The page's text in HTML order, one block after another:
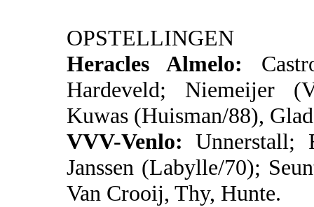
OPSTELLINGEN
Heracles Almelo:
Hardeveld; Niemeijer
Kuwas (Huisman/88),
VVV-Venlo: Unnerstall;
Janssen (Labylle/70);
Van Crooij, Thy, Hunte.